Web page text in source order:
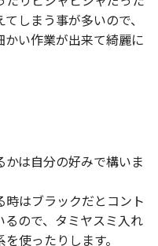
しまう事が多いので、
い作業が出来て綺麗に
は自分の好みで構いま
はブラックだとコント
ので、タミヤスミ入れ
使ったりします。